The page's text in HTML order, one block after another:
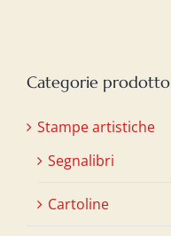
Categorie prodotto
Stampe artistiche
Segnalibri
Cartoline